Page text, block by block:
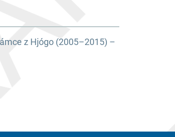
z Hjógo (2005–2015) –